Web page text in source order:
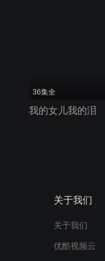
36集全
我的女儿我的泪
关于我们
关于我们
优酷视频云